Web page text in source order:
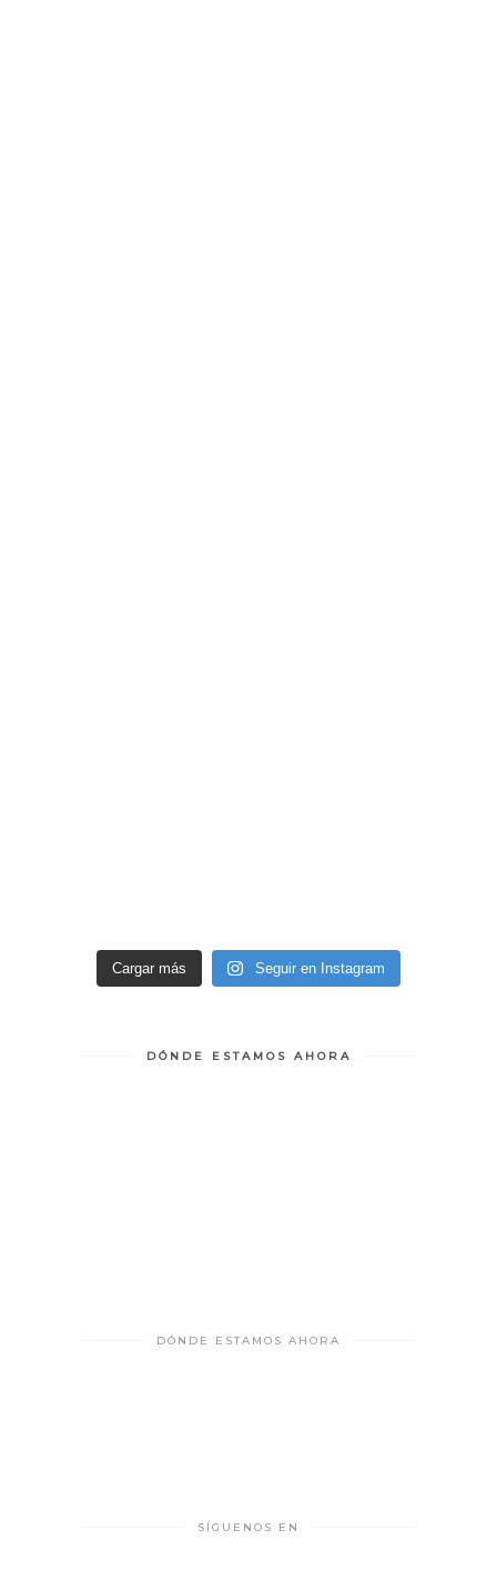
Cargar más Seguir en Instagram
DÓNDE ESTAMOS AHORA
DÓNDE ESTAMOS AHORA
SÍGUENOS EN